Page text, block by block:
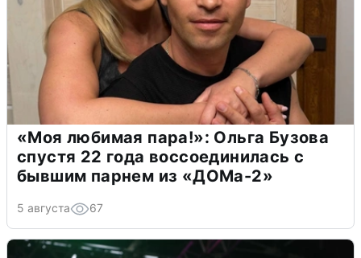
«Моя любимая пара!»: Ольга Бузова
спустя 22 года воссоединилась с
бывшим парнем из «ДОМа-2»
5 августа 67